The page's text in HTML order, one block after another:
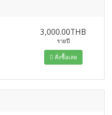
3,000.00THB
รายปี
สั่งซื้อเลย